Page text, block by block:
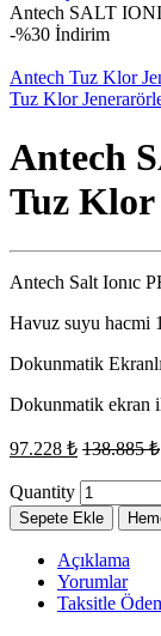
Antech SALT
-%30 İndirim
Antech Tuz Klor
Tuz Klor
Antech
Tuz
Antech Salt Ionıc
Havuz suyu hacmi
Dokunmatik
Dokunmatik ekran
97.228 ₺ 138.885₺
Quantity
Sepete Ekle
Açıklama
Yorumlar
Taksitle